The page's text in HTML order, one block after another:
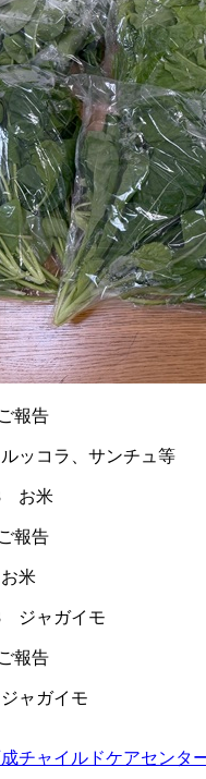
報告
ッコラ、サンチュ等
報告
米
報告
ャガイモ